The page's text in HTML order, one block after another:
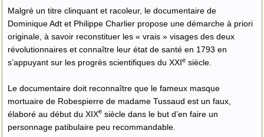
Malgré un titre clinquant et racoleur, le documentaire de
Dominique Adt et Philippe Charlier propose une démarche à priori
originale, à savoir reconstituer les « vrais » visages des deux
révolutionnaires et connaître leur état de santé en 1793 en
s’appuyant sur les progrès scientifiques du XXIesiècle.
Le documentaire doit reconnaître que le fameux masque
mortuaire de Robespierre de madame Tussaud est un faux,
élaboré au début du XIXesiècle dans le but d’en faire un
personnage patibulaire peu recommandable.